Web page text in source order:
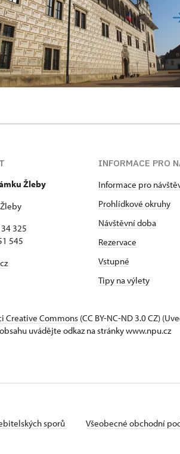
Žleby
325
545
INFORMACE PRO
Informace pro
Prohlídkové okruhy
Návštěvní doba
Rezervace
Vstupné
Tipy na výlety
Creative Commons (CC BY-NC-ND 3.0 CZ)
uvádějte odkaz na stránky www.npu.cz
sporů Všeobecné obchodní